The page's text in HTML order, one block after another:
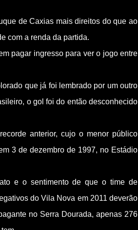
de Caxias mais direitos do que ao
com a renda da partida.
pagar ingresso para ver o jogo entre
que já foi lembrado por um outro
o gol foi do então desconhecido
anterior, cujo o menor público
3 de dezembro de 1997, no Estádio
e o sentimento de que o time de
do Vila Nova em 2011 deverão
no Serra Dourada, apenas 276